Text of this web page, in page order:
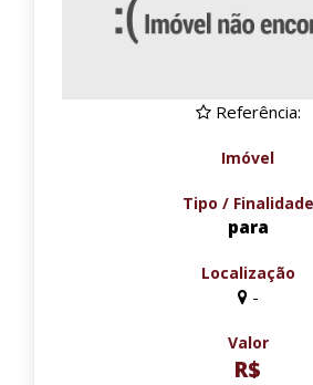
Referência:
Imóvel
Tipo / Finalidade
para
Localização
-
Valor
R$